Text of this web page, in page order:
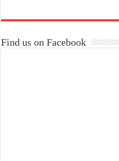
Find us on Facebook